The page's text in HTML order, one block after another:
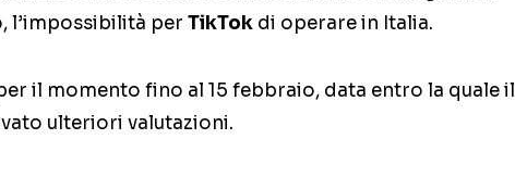
l’impossibilità per TikTok di operare in Italia.
il momento fino al 15 febbraio, data entro la quale il
ulteriori valutazioni.